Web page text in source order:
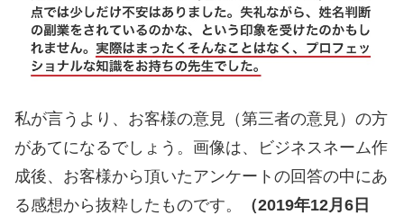
私が言うより、お客様の意見（第三者の意見）の方
があてになるでしょう。画像は、ビジネスネーム作
成後、お客様から頂いたアンケートの回答の中にあ
る感想から抜粋したものです。
（2019年12月6日